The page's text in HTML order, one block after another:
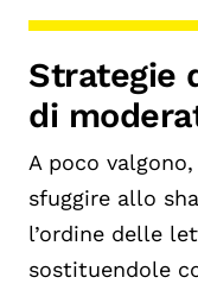
Strategie
di
A poco
sfuggire allo
l’ordine delle
sostituendole